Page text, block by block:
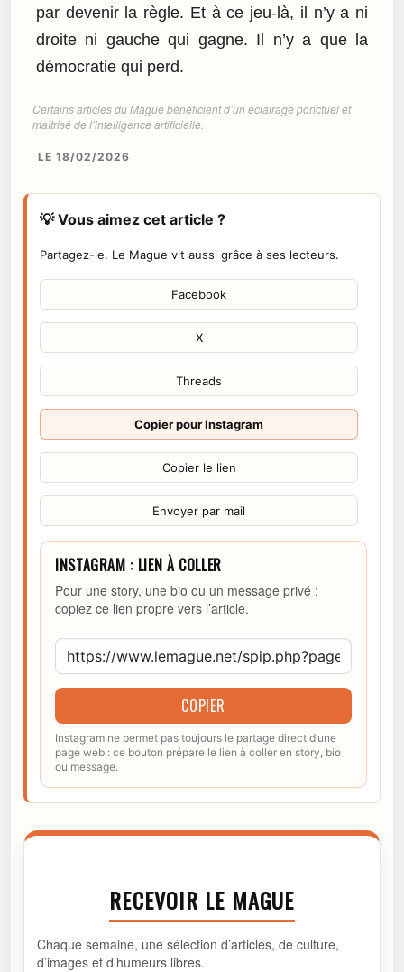
par devenir la règle. Et à ce jeu-là, il n’y a ni
droite ni gauche qui gagne. Il n’y a que la
démocratie qui perd.
Certains articles du Mague bénéficient d’un éclairage ponctuel et
maîtrisé de l’intelligence artificielle.
LE 18/02/2026
💡 Vous aimez cet article ?
Partagez-le. Le Mague vit aussi grâce à ses lecteurs.
Facebook
X
Threads
Copier pour Instagram
Copier le lien
Envoyer par mail
INSTAGRAM : LIEN À COLLER
Pour une story, une bio ou un message privé :
copiez ce lien propre vers l’article.
COPIER
Instagram ne permet pas toujours le partage direct d’une
page web : ce bouton prépare le lien à coller en story, bio
ou message.
RECEVOIR LE MAGUE
Chaque semaine, une sélection d’articles, de culture,
d’images et d’humeurs libres.